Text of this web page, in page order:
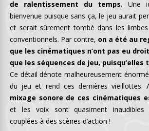
de ralentissement du temps. Une
bienvenue puisque sans ça, le jeu aurait
et serait sûrement tombé dans les
conventionnels. Par contre, on a été au
que les cinématiques n’ont pas eu
que les séquences de jeu, puisqu’elles
Ce détail dénote malheureusement
du jeu et rend ces dernières vieillottes.
mixage sonore de ces cinématiques
et les voix sont quasiment inaudibles
couplées à des scènes d’action !